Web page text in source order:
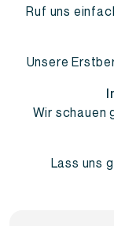
Ruf uns
Unsere
Wir schauen
Lass uns